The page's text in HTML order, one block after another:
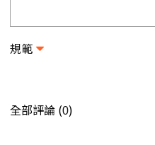
規範
全部評論 (0)